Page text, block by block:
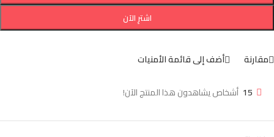
اشترِ الآن
مقارنة أضف إلى قائمة الأمنيات
15 أشخاص يشاهدون هذا المنتج الآن!